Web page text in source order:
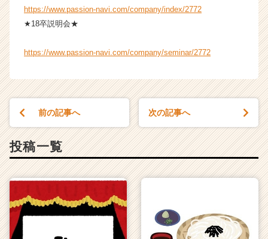
https://www.passion-navi.com/company/index/2772
★18卒説明会★
https://www.passion-navi.com/company/seminar/2772
前の記事へ 次の記事へ
投稿一覧